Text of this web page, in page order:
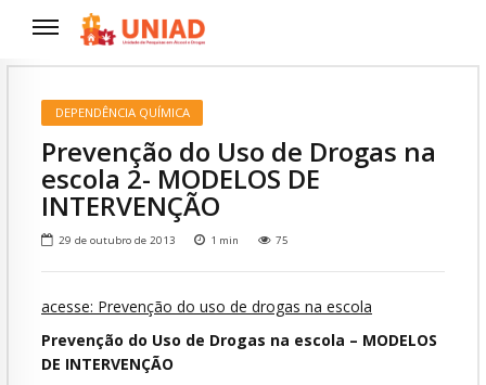
DEPENDÊNCIA QUÍMICA
Prevenção do Uso de Drogas na
escola 2- MODELOS DE
INTERVENÇÃO
29 de outubro de 2013 1 min 75
acesse: Prevenção do uso de drogas na escola
Prevenção do Uso de Drogas na escola – MODELOS
DE INTERVENÇÃO